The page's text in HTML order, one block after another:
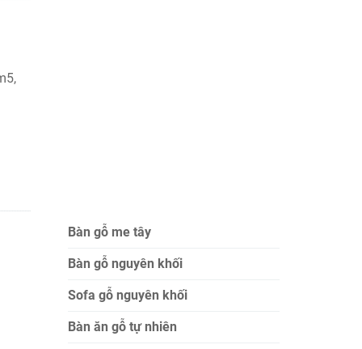
Bàn gỗ me tây
Bàn gỗ nguyên khối
Sofa gỗ nguyên khối
Bàn ăn gỗ tự nhiên